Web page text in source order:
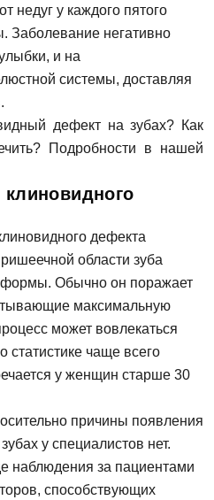
недуг у каждого пятого
Заболевание негативно
и на
системы, доставляя
дефект на зубах? Как
Подробности в нашей
дефекта
области зуба
Обычно он поражает
максимальную
может вовлекаться
статистике чаще всего
у женщин старше 30
причины появления
у специалистов нет.
наблюдения за пациентами
способствующих